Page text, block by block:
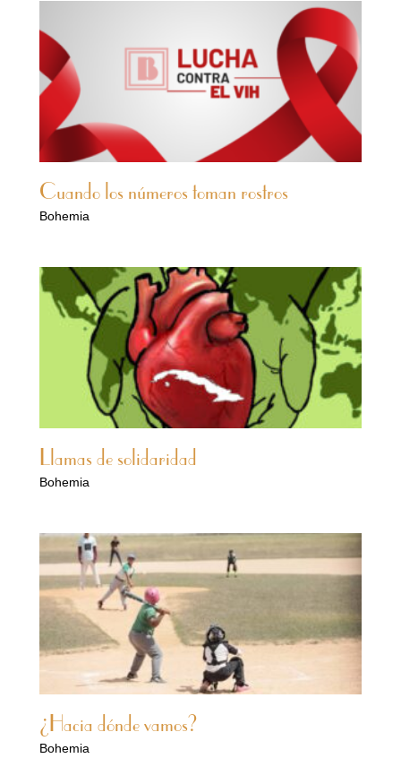
Cuando los números toman rostros
Bohemia
Llamas de solidaridad
Bohemia
¿Hacia dónde vamos?
Bohemia